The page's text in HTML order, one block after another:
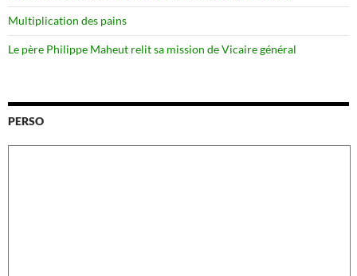
Multiplication des pains
Le père Philippe Maheut relit sa mission de Vicaire général
PERSO